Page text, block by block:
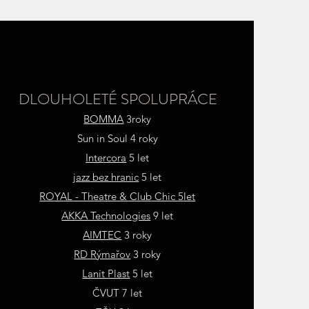
DLOUHOLETÉ SPOLUPRÁCE
BOMMA 3roky
Sun in Soul 4 roky
Intercora 5 let
jazz bez hranic 5 let
ROYAL - Theatre & Club Chic 5let
AKKA Technologies 9 let
AIMTEC 3 roky
RD Rýmařov 3 roky
Lanit Plast 5 let
ČVUT 7 let